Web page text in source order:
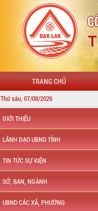
TRANG CHỦ
Thứ sáu, 07/08/2026
GIỚI THIỆU
LÃNH ĐẠO UBND TỈNH
TIN TỨC SỰ KIỆN
SỞ, BAN, NGÀNH
UBND CÁC XÃ, PHƯỜNG